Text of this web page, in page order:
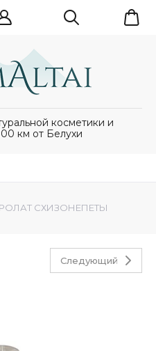
косметики и
км от Белухи
СХИЗОНЕПЕТЫ
Следующий